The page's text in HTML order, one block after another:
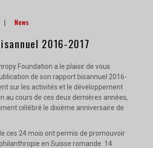
| News
2016-2017
Foundation a le plaisir de vous
de son rapport bisannuel 2016-
sur les activités et le développement
au cours de ces deux dernières années,
célébré le dixième anniversaire de
ces 24 mois ont permis de promouvoir
en Suisse romande. 14